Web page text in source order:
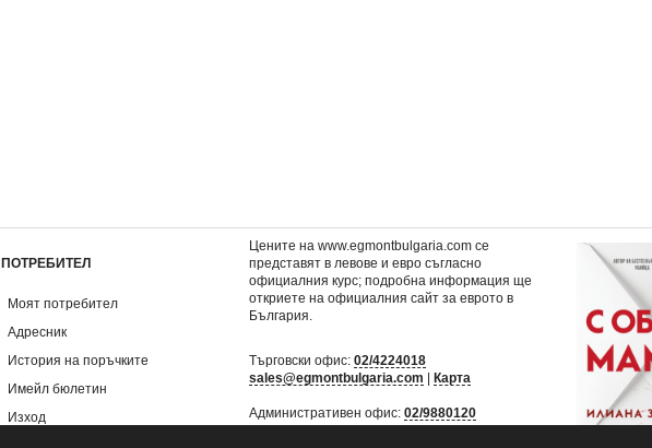
ПОТРЕБИТЕЛ
Моят потребител
Адресник
История на поръчките
Имейл бюлетин
Изход
Цените на www.egmontbulgaria.com се
представят в левове и евро съгласно
официалния курс; подробна информация ще
откриете наофициалния сайт за еврото в
България
Търговски офис:02/4224018
sales@egmontbulgaria.com |Карта
Административен офис:02/9880120
mail@egmontbulgaria.com|Карта